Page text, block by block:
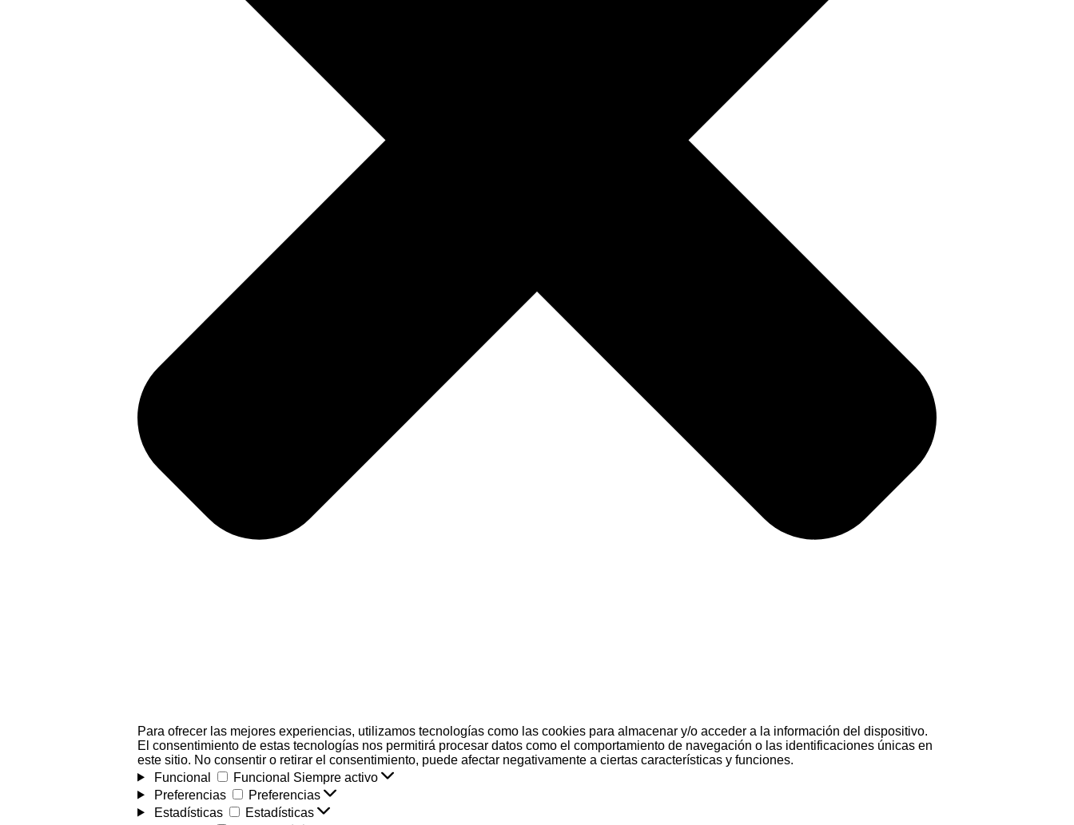
Para ofrecer las mejores experiencias, utilizamos tecnologías como las cookies para almacenar y/o acceder a la información del dispositivo.
El consentimiento de estas tecnologías nos permitirá procesar datos como el comportamiento de navegación o las identificaciones únicas en
este sitio. No consentir o retirar el consentimiento, puede afectar negativamente a ciertas características y funciones.
Funcional
Funcional Siempre activo
Preferencias
Preferencias
Estadísticas
Estadísticas